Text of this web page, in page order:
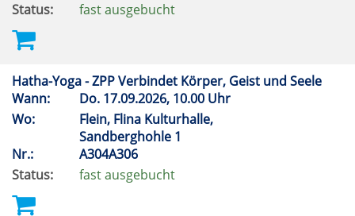
Status:
fast ausgebucht
Hatha-Yoga - ZPP Verbindet Körper, Geist und Seele
Wann:
Do. 17.09.2026, 10.00 Uhr
Wo:
Flein, Flina Kulturhalle,
Sandberghohle 1
Nr.:
A304A306
Status:
fast ausgebucht